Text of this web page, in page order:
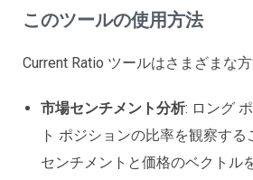
このツールの使用方法
Current Ratio ツールはさまざまな
市場センチメント分析: ロング
ト ポジションの比率を観察す
センチメントと価格のベクトル